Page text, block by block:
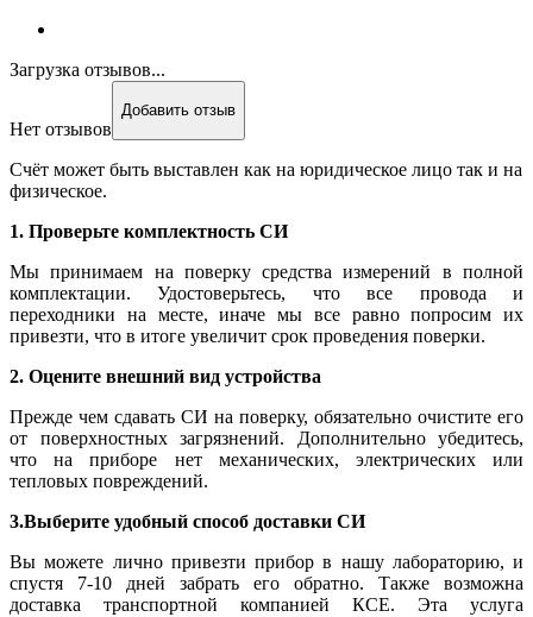
Загрузка отзывов...
Нет отзывов
Добавить отзыв
Счёт может быть выставлен как на юридическое лицо так и на
физическое.
1. Проверьте комплектность СИ
Мы принимаем на поверку средства измерений в полной
комплектации. Удостоверьтесь, что все провода и
переходники на месте, иначе мы все равно попросим их
привезти, что в итоге увеличит срок проведения поверки.
2. Оцените внешний вид устройства
Прежде чем сдавать СИ на поверку, обязательно очистите его
от поверхностных загрязнений. Дополнительно убедитесь,
что на приборе нет механических, электрических или
тепловых повреждений.
3.Выберите удобный способ доставки СИ
Вы можете лично привезти прибор в нашу лабораторию, и
спустя 7-10 дней забрать его обратно. Также возможна
доставка транспортной компанией КСЕ. Эта услуга